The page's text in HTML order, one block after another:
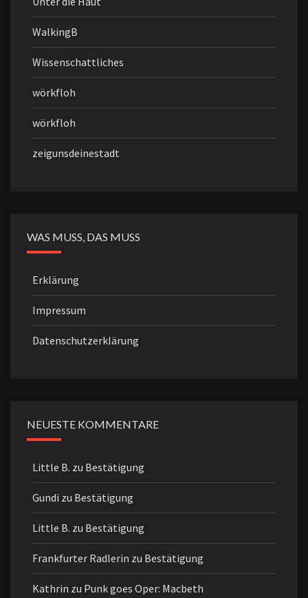
WalkingB
Wissenschattliches
wörkfloh
wörkfloh
zeigunsdeinestadt
WAS MUSS, DAS MUSS
Erklärung
Impressum
Datenschutzerklärung
NEUESTE KOMMENTARE
Little B. zu Bestätigung
Gundi zu Bestätigung
Little B. zu Bestätigung
Frankfurter Radlerin zu Bestätigung
Kathrin zu Punk goes Oper: Macbeth